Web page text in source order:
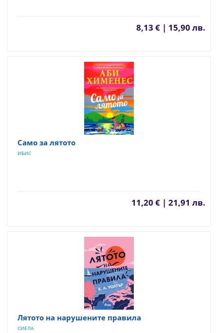
8,13 € | 15,90 лв.
Само за лятото
ИБИС
11,20 € | 21,91 лв.
Лятото на нарушените правила
СИЕЛА